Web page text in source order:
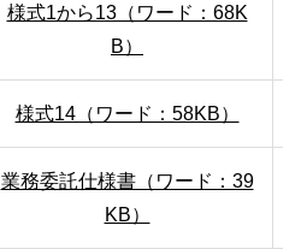
様式1から13（ワード：68K
B）
様式14（ワード：58KB）
業務委託仕様書（ワード：39
KB）